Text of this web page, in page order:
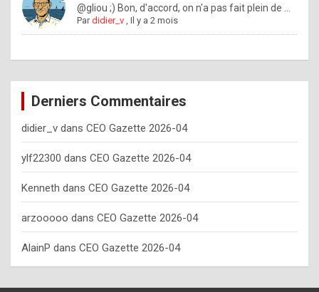
w
o
e
y
o
u
s
h
o
@gliou ;) Bon, d'accord, on n'a pas fait plein de ...
Pardidier_v ,Il y a 2 mois
Derniers Commentaires
didier_v dans CEO Gazette 2026-04
ylf22300 dans CEO Gazette 2026-04
Kenneth dans CEO Gazette 2026-04
arzooooo dans CEO Gazette 2026-04
AlainP dans CEO Gazette 2026-04